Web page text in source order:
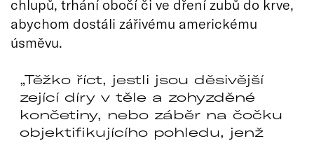
chlupů, trhání obočí či ve dření zubů do krve,
abychom dostáli zářivému americkému
úsměvu.
Těžko říct, jestli jsou děsivější
zející díry v těle a zohyzděné
končetiny, nebo záběr na čočku
objektifikujícího pohledu, jenž